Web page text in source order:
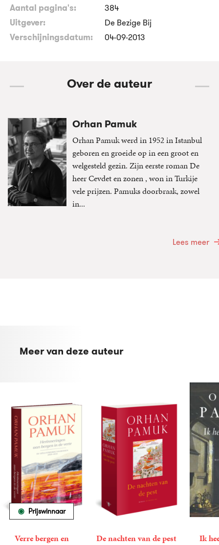
Aantal pagina's:
384
Uitgever:
De Bezige Bij
Verschijningsdatum:
04-09-2013
Over de auteur
Orhan Pamuk
Orhan Pamuk werd in 1952 in Istanbul
geboren en groeide op in een groot en
welgesteld gezin. Zijn eerste roman De
heer Cevdet en zonen , won in Turkije
vele prijzen. Pamuks doorbraak, zowel
in...
Lees meer
Meer van deze auteur
Prijswinnaar
Verre bergen en
De nachten van de pest
Ik